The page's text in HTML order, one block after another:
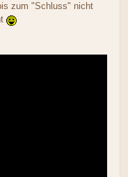
zum "Schluss" nicht